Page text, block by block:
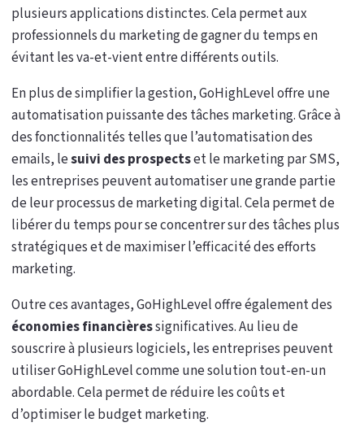
plusieurs applications distinctes. Cela permet aux
professionnels du marketing de gagner du temps en
évitant les va-et-vient entre différents outils.
En plus de simplifier la gestion, GoHighLevel offre une
automatisation puissante des tâches marketing. Grâce à
des fonctionnalités telles que l’automatisation des
emails, lesuivi des prospectset le marketing par SMS,
les entreprises peuvent automatiser une grande partie
de leur processus de marketing digital. Cela permet de
libérer du temps pour se concentrer sur des tâches plus
stratégiques et de maximiser l’efficacité des efforts
marketing.
Outre ces avantages, GoHighLevel offre également des
économies financièressignificatives. Au lieu de
souscrire à plusieurs logiciels, les entreprises peuvent
utiliser GoHighLevel comme une solution tout-en-un
abordable. Cela permet de réduire les coûts et
d’optimiser le budget marketing.